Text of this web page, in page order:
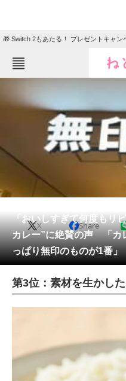
🎁 Switch 2もあたる！ プレゼントキャン
住まい
動物
会員記事
メディア
注目記事を集めた総合ページ
ITの今と未来を見通す
進化するPCとデバイスの未来
好きが集まる 比べて選べる
「おいしすぎて何度もリ
カレー”に絶賛の声 「カ
っぱり無印のものが1番」
X Share
第3位：素材を生かし